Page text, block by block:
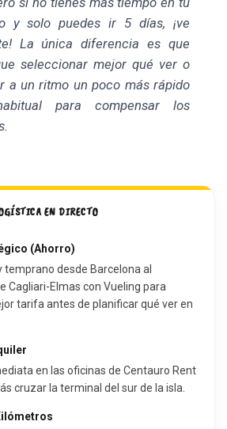
y solo puedes ir 5 días, ¡ve
La única diferencia es que
seleccionar mejor qué ver o
a un ritmo un poco más rápido
para compensar los
EN DIRECTO
(Ahorro)
temprano desde Barcelona al
Cagliari-Elmas con Vueling para
tarifa antes de planificar qué ver en
en las oficinas de Centauro Rent
cruzar la terminal del sur de la isla.